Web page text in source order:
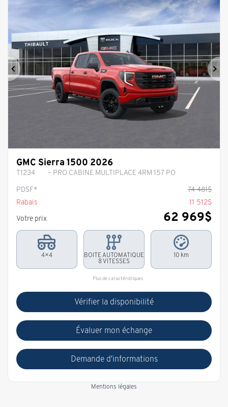
Précédent
GMC Sierra 1500 2026
T1234
– PRO CABINE MULTIPLACE 4RM 157 PO
PDSF*
74 481$
Rabais
11 512$
Votre prix
62 969$
4×4
BOITE AUTOMATIQUE
8 VITESSES
10 km
Plus de caractéristiques
Vérifier la disponibilité
Évaluer mon échange
Demande d'informations
Mentions légales